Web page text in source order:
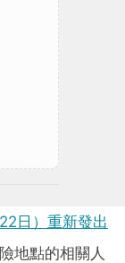
日）重新發出
地點的相關人